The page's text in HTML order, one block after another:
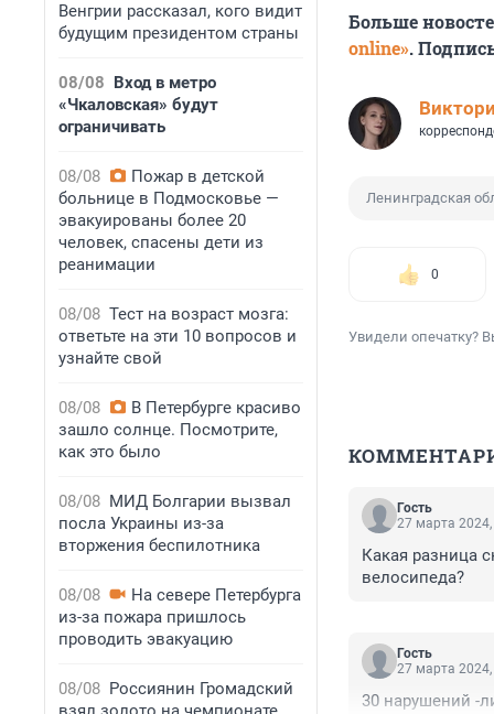
Венгрии рассказал, кого видит
будущим президентом страны
08/08 Вход в метро
«Чкаловская» будут
ограничивать
08/08
Пожар в детской
больнице в Подмосковье —
эвакуированы более 20
человек, спасены дети из
реанимации
08/08 Тест на возраст мозга:
ответьте на эти 10 вопросов и
узнайте свой
08/08
В Петербурге красиво
зашло солнце. Посмотрите,
как это было
08/08 МИД Болгарии вызвал
посла Украины из-за
вторжения беспилотника
08/08
На севере Петербурга
из-за пожара пришлось
проводить эвакуацию
08/08 Россиянин Громадский
Больше
online».
Ленинградская
0
Увидели опечатку?
Гость
27 марта
Какая разница
велосипеда?
Гость
27 марта
30 нарушений -